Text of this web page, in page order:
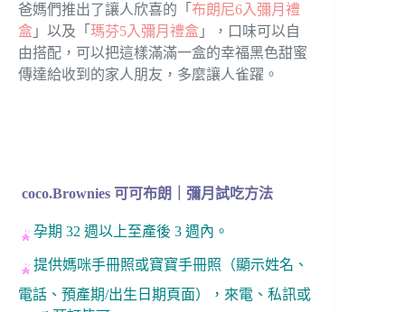
爸媽們推出了讓人欣喜的「 布朗尼6入彌月禮
盒 」以及「 瑪芬5入彌月禮盒 」，口味可以自
由搭配，可以把這樣滿滿一盒的幸福黑色甜蜜
傳達給收到的家人朋友，多麼讓人雀躍。
coco.Brownies 可可布朗｜彌月試吃方法
孕期 32 週以上至產後 3 週內。
提供媽咪手冊照或寶寶手冊照（顯示姓名、
電話、預產期/出生日期頁面），來電、私訊或